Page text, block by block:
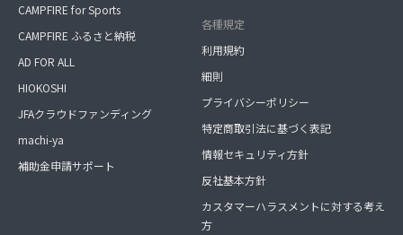
CAMPFIRE for Sports
CAMPFIRE ふるさと納税
AD FOR ALL
HIOKOSHI
JFAクラウドファンディング
machi-ya
補助金申請サポート
各種規定
利用規約
細則
プライバシーポリシー
特定商取引法に基づく表記
情報セキュリティ方針
反社基本方針
カスタマーハラスメントに対する考え
方